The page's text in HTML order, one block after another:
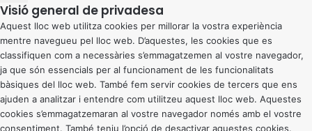
Visió general de privadesa
Aquest lloc web utilitza cookies per millorar la vostra experiència
mentre navegueu pel lloc web. D’aquestes, les cookies que es
classifiquen com a necessàries s’emmagatzemen al vostre navegador,
ja que són essencials per al funcionament de les funcionalitats
bàsiques del lloc web. També fem servir cookies de tercers que ens
ajuden a analitzar i entendre com utilitzeu aquest lloc web. Aquestes
cookies s’emmagatzemaran al vostre navegador només amb el vostre
consentiment. També teniu l’opció de desactivar aquestes cookies.